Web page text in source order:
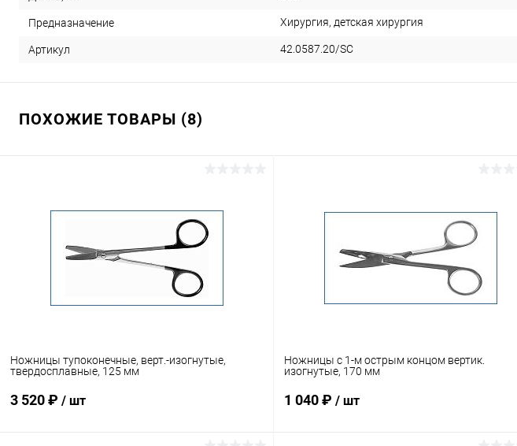
Предназначение Хирургия, детская хирургия
Артикул 42.0587.20/SC
ПОХОЖИЕ ТОВАРЫ (8)
Ножницы тупоконечные, верт.-изогнутые,
твердосплавные, 125 мм
3 520 ₽ / шт
Ножницы с 1-м острым концом вертик.
изогнутые, 170 мм
1 040 ₽ / шт